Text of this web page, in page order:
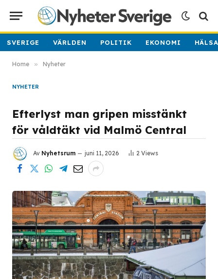
SVERIGE VÄRLDEN POLITIK EKONOMI
Home » Nyheter
NYHETER
Efterlyst man gripen misstänkt
för våldtäkt vid Malmö Central
Av Nyhetsrum juni 11, 2026 2 Views